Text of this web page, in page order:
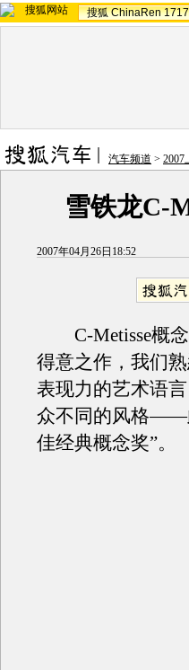
搜狐 ChinaRen
汽车频道 > 2007
雪铁龙C-
2007年04月26日18:52
C-Metisse概念
得意之作，我们
表现力的艺术语
众不同的风格——
佳经典概念奖”。